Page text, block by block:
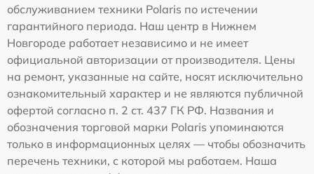
обслуживанием техники Polaris по истечении
гарантийного периода. Наш центр в Нижнем
Новгороде работает независимо и не имеет
официальной авторизации от производителя. Цены
на ремонт, указанные на сайте, носят исключительно
ознакомительный характер и не являются публичной
офертой согласно п. 2 ст. 437 ГК РФ. Названия и
обозначения торговой марки Polaris упоминаются
только в информационных целях — чтобы обозначить
перечень техники, с которой мы работаем. Наша